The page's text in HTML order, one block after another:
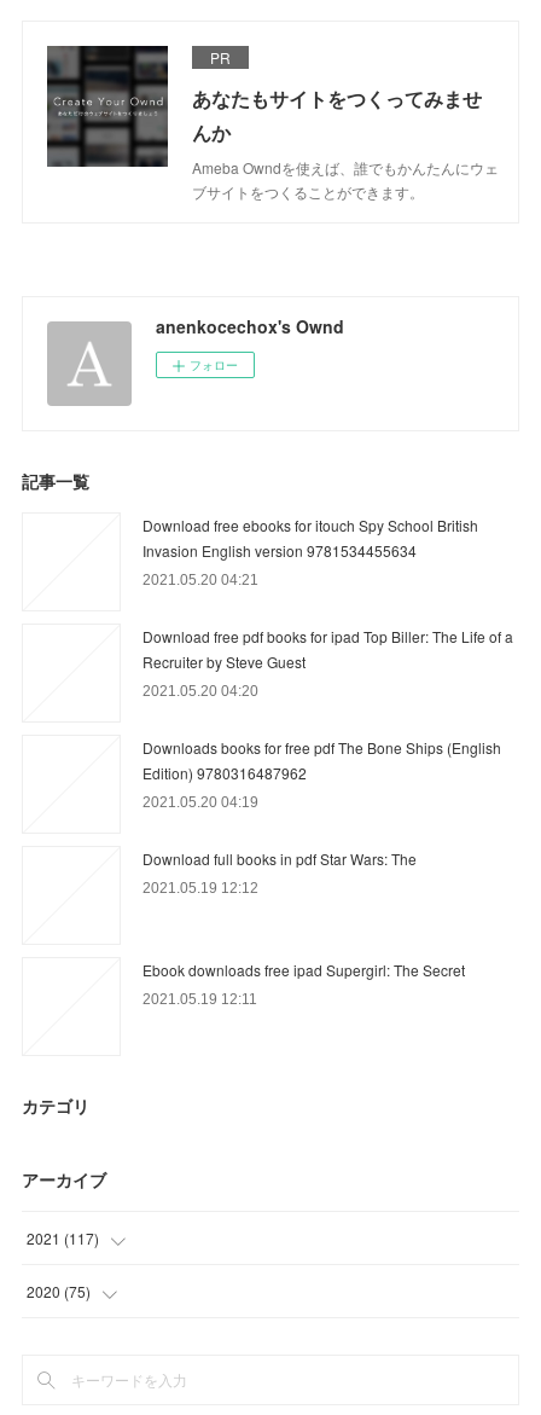
PR
あなたもサイトをつくってみませ
んか
Ameba Owndを使えば、誰でもかんたんにウェ
ブサイトをつくることができます。
anenkocechox's Ownd
フォロー
記事一覧
Download free ebooks for itouch Spy School British
Invasion English version 9781534455634
2021.05.20 04:21
Download free pdf books for ipad Top Biller: The Life of a
Recruiter by Steve Guest
2021.05.20 04:20
Downloads books for free pdf The Bone Ships (English
Edition) 9780316487962
2021.05.20 04:19
Download full books in pdf Star Wars: The
2021.05.19 12:12
Ebook downloads free ipad Supergirl: The Secret
2021.05.19 12:11
カテゴリ
アーカイブ
2021 (117)
(35 )
(
2020 (75)
(